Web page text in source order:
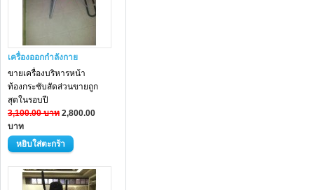
เครื่องออกกำลังกาย
ขายเครื่องบริหารหน้า
ท้องกระชับสัดส่วนขายถูก
สุดในรอบปี
3,100.00 บาท 2,800.00
บาท